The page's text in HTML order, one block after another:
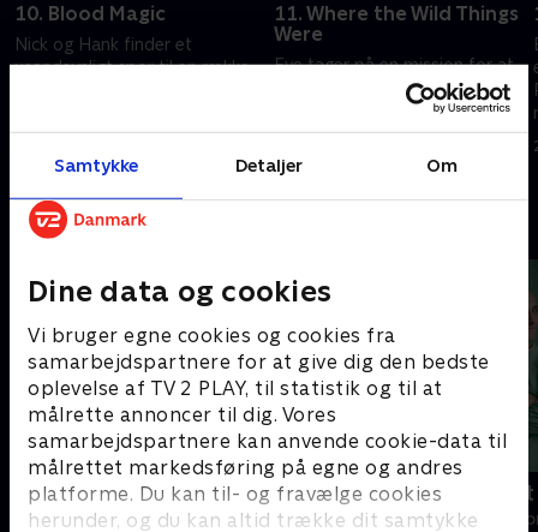
Samtykke Detaljer Om
Dine data og cookies
Vi bruger egne cookies og cookies fra
samarbejdspartnere for at give dig den bedste
oplevelse af TV 2 PLAY, til statistik og til at
målrette annoncer til dig. Vores
samarbejdspartnere kan anvende cookie-data til
målrettet markedsføring på egne og andres
platforme. Du kan til- og fravælge cookies
herunder, og du kan altid trække dit samtykke
10. Blood Magic
Nick og Hank finder et
usandsynligt spor til en række
11. Where the Wild Things
Were
Eve tager på en mission for at
bekæmpe en mystiske kraft,
hun har set i spejlet, og havner
i ukendt territorium.
20. september 2022 • 41 min
Andre så også
Happy fucking Pride
Drama • 1 sæsoner
Fake Patient
Drama • 1